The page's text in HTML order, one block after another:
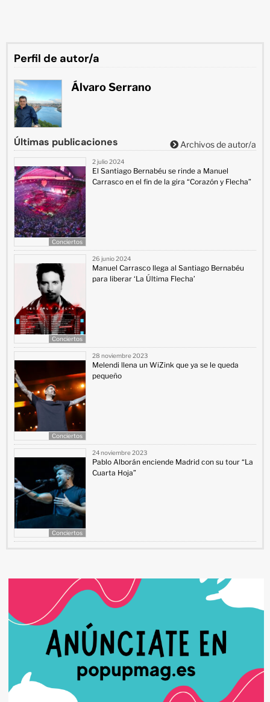
Perfil de autor/a
Álvaro Serrano
Últimas publicaciones Archivos de autor/a
Conciertos
2 julio 2024
El Santiago Bernabéu se rinde a Manuel
Carrasco en el fin de la gira “Corazón y Flecha”
Conciertos
26 junio 2024
Manuel Carrasco llega al Santiago Bernabéu
para liberar ‘La Última Flecha’
Conciertos
28 noviembre 2023
Melendi llena un WiZink que ya se le queda
pequeño
Conciertos
24 noviembre 2023
Pablo Alborán enciende Madrid con su tour “La
Cuarta Hoja”